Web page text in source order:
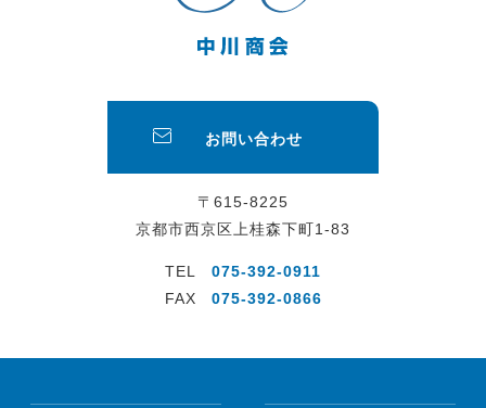
お問い合わせ
〒615-8225
京都市西京区上桂森下町1-83
TEL
075-392-0911
FAX
075-392-0866